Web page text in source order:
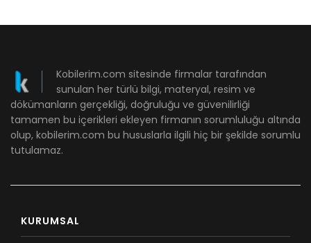
Kobilerim.com sitesinde firmalar tarafından
sunulan her türlü bilgi, materyal, resim ve
dökümanların gerçekliği, doğruluğu ve güvenilirliği
tamamen bu içerikleri ekleyen firmanın sorumluluğu altında
olup, kobilerim.com bu hususlarla ilgili hiç bir şekilde sorumlu
tutulamaz.
KURUMSAL